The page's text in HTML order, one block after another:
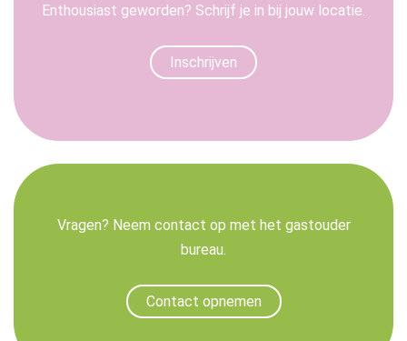
Enthousiast geworden? Schrijf je in bij jouw locatie.
Inschrijven
Vragen? Neem contact op met het gastouder
bureau.
Contact opnemen